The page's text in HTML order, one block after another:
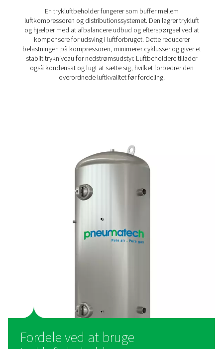
I højtryksluft- og nitrogensystemer er en stabil buffer
sikre et ensartet flow og yderligere opbevaring. DBH-
versioner på 23 bar og 41 bar med kapaciteter fra 250
der opfylder forskellige industrielle behov.
En trykluftbeholder fungerer som buffer mellem
luftkompressoren og distributionssystemet. Den
og hjælper med at afbalancere udbud og